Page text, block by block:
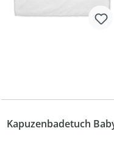
Kapuzenbadetuch